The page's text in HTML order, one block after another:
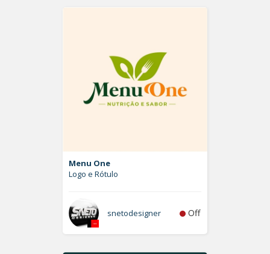
Menu One
Logo e Rótulo
snetodesigner Off